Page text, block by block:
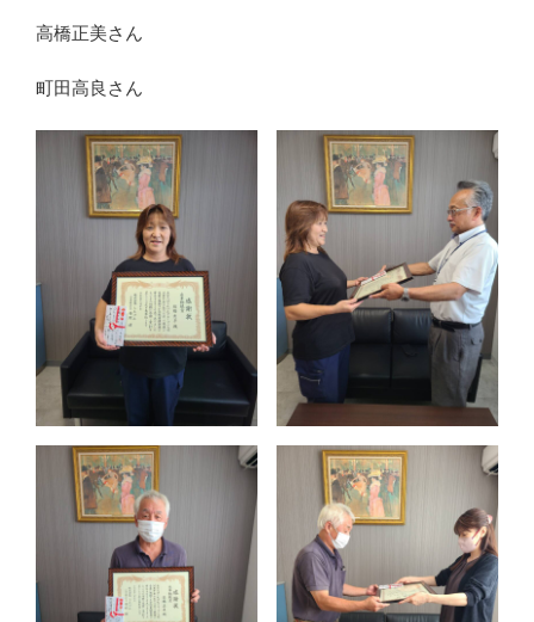
高橋正美さん
町田高良さん